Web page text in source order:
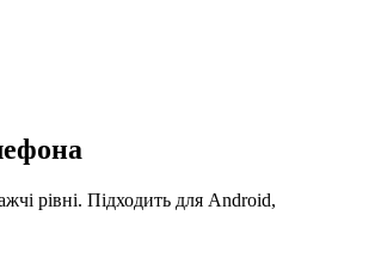
рівні. Підходить для Android,